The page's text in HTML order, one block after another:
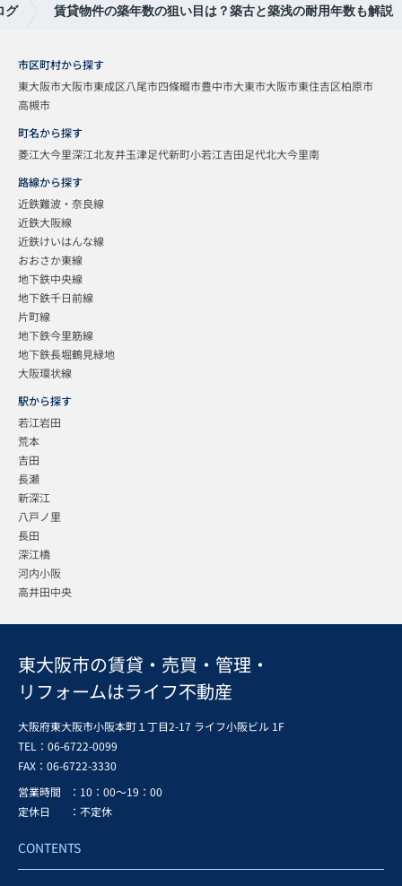
グ 賃貸物件の築年数の狙い目は？築古と築浅の耐用年数も解説
市区町村から探す
東大阪市大阪市東成区八尾市四條畷市豊中市大東市大阪市東住吉区柏原市
高槻市
町名から探す
菱江大今里深江北友井玉津足代新町小若江吉田足代北大今里南
路線から探す
近鉄難波・奈良線
近鉄大阪線
近鉄けいはんな線
おおさか東線
地下鉄中央線
地下鉄千日前線
片町線
地下鉄今里筋線
地下鉄長堀鶴見緑地
大阪環状線
駅から探す
若江岩田
荒本
吉田
長瀬
新深江
八戸ノ里
長田
深江橋
河内小阪
高井田中央
東大阪市の賃貸・売買・管理・
リフォームはライフ不動産
大阪府東大阪市小阪本町１丁目2-17 ライフ小阪ビル 1F
TEL：06-6722-0099
FAX： 06-6722-3330
営業時間
：10：00～19：00
定休日
：不定休
CONTENTS